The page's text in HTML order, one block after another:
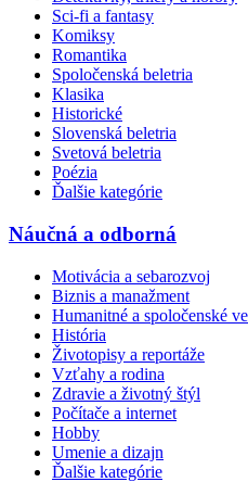
Sci-fi a fantasy
Komiksy
Romantika
Spoločenská beletria
Klasika
Historické
Slovenská beletria
Svetová beletria
Poézia
Ďalšie kategórie
Náučná a odborná
Motivácia a sebarozvoj
Biznis a manažment
Humanitné a spoločenské
História
Životopisy a reportáže
Vzťahy a rodina
Zdravie a životný štýl
Počítače a internet
Hobby
Umenie a dizajn
Ďalšie kategórie